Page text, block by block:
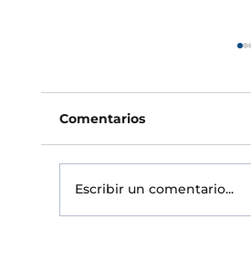
protección
Contratar un seguro
pregunta importante,
Comentarios
Escribir un comentario...